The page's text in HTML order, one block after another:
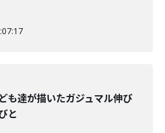
も達が描いたガジュマル伸び
と